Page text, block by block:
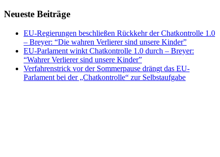
Neueste Beiträge
EU-Regierungen beschließen Rückkehr der Chatkontrolle 1.0
– Breyer: “Die wahren Verlierer sind unsere Kinder”
EU-Parlament winkt Chatkontrolle 1.0 durch – Breyer:
“Wahrer Verlierer sind unsere Kinder”
Verfahrenstrick vor der Sommerpause drängt das EU-
Parlament bei der „Chatkontrolle“ zur Selbstaufgabe